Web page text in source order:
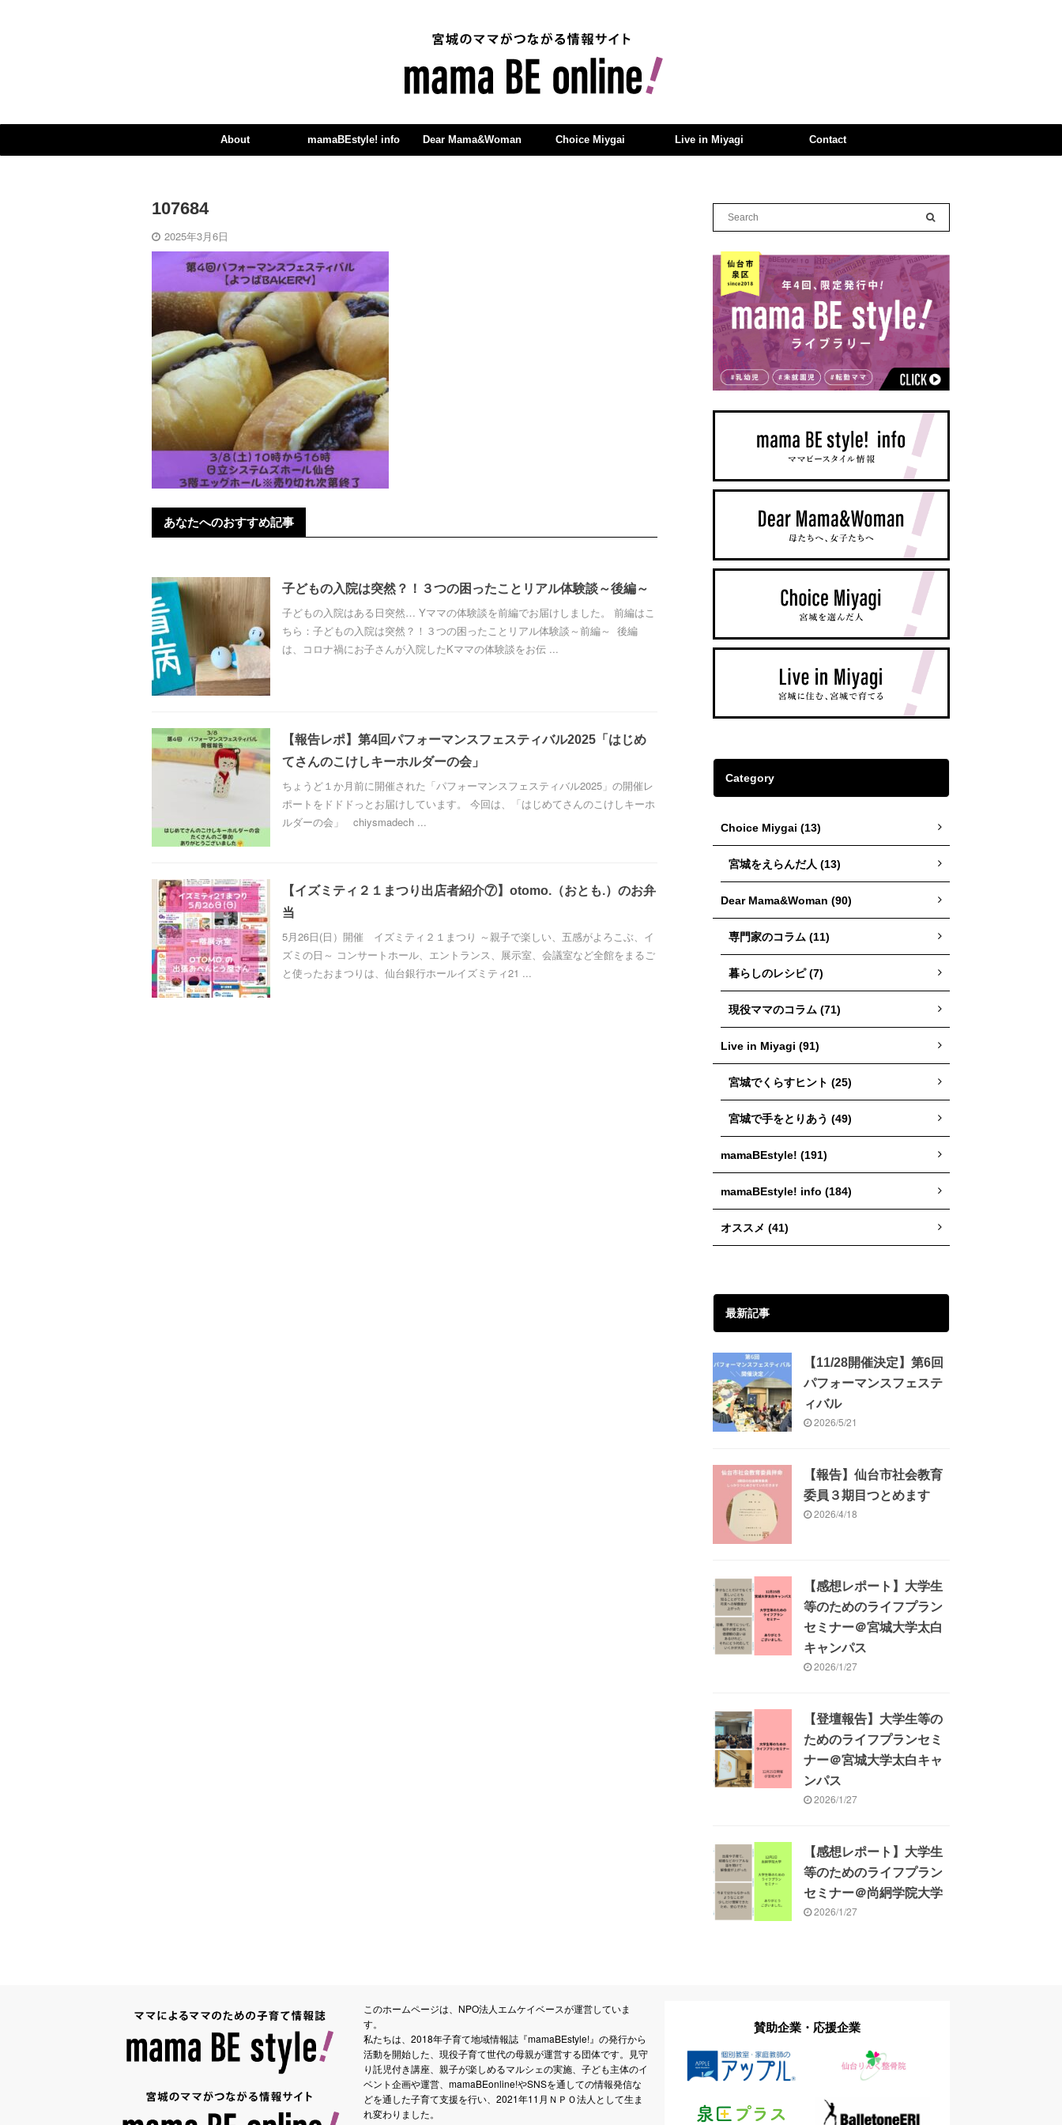
About mamaBEstyle! info Dear Mama&Woman Choice Miygai Live in Miyagi Contact
107684
2025年3月6日
あなたへのおすすめ記事
子どもの入院は突然？！３つの困ったことリアル体験談～後編～
子どもの入院はある日突然… Yママの体験談を前編でお届けしました。 前編はこ
ちら：子どもの入院は突然？！３つの困ったことリアル体験談～前編～ 後編
は、コロナ禍にお子さんが入院したKママの体験談をお伝 ...
【報告レポ】第4回パフォーマンスフェスティバル2025「はじめ
てさんのこけしキーホルダーの会」
ちょうど１か月前に開催された「パフォーマンスフェスティバル2025」の開催レ
ポートをドドドっとお届けしています。 今回は、「はじめてさんのこけしキーホ
ルダーの会」 chiysmadech ...
【イズミティ２１まつり出店者紹介⑦】otomo.（おとも.）のお弁
当
5月26日(日）開催 イズミティ２１まつり ～親子で楽しい、五感がよろこぶ、イ
ズミの日～ コンサートホール、エントランス、展示室、会議室など全館をまるご
と使ったおまつりは、仙台銀行ホールイズミティ21 ...
Category
Choice Miygai (13)
宮城をえらんだ人 (13)
Dear Mama&Woman (90)
専門家のコラム (11)
暮らしのレシピ (7)
現役ママのコラム (71)
Live in Miyagi (91)
宮城でくらすヒント (25)
宮城で手をとりあう (49)
mamaBEstyle! (191)
mamaBEstyle! info (184)
オススメ (41)
最新記事
【11/28開催決定】第6回
パフォーマンスフェステ
ィバル
2026/5/21
【報告】仙台市社会教育
委員３期目つとめます
2026/4/18
【感想レポート】大学生
等のためのライフプラン
セミナー＠宮城大学太白
キャンパス
2026/1/27
【登壇報告】大学生等の
ためのライフプランセミ
ナー＠宮城大学太白キャ
ンパス
2026/1/27
【感想レポート】大学生
等のためのライフプラン
セミナー＠尚絅学院大学
2026/1/27
このホームページは、NPO法人エムケイベースが運営していま
す。
私たちは、2018年子育て地域情報誌『mamaBEstyle!』の発行から
活動を開始した、現役子育て世代の母親が運営する団体です。見守
り託児付き講座、親子が楽しめるマルシェの実施、子ども主体のイ
ベント企画や運営、mamaBEonline!やSNSを通しての情報発信な
どを通した子育て支援を行い、2021年11月ＮＰＯ法人として生ま
れ変わりました。
賛助企業・応援企業